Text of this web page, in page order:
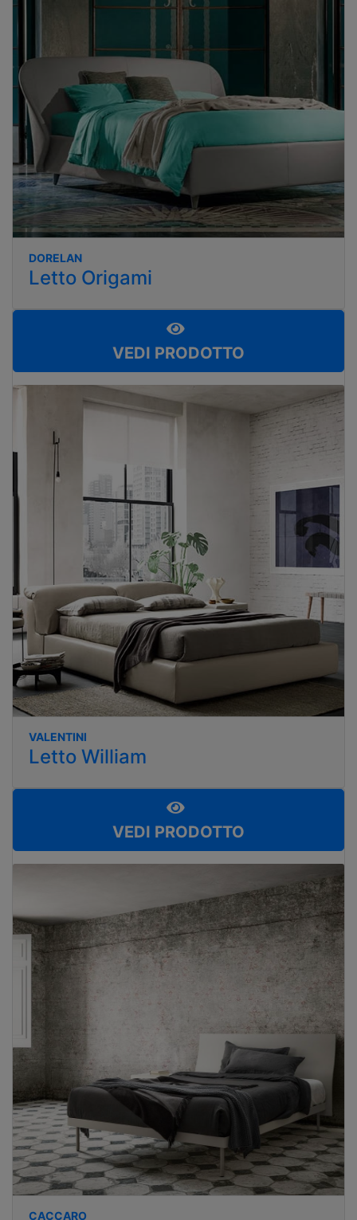
DORELAN
Letto Origami
VEDI PRODOTTO
VALENTINI
Letto William
VEDI PRODOTTO
CACCARO